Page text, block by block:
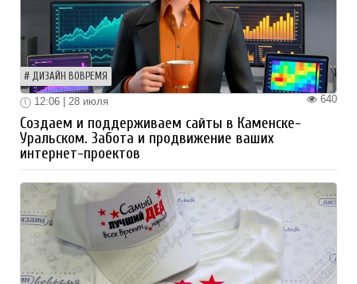
ДИЗАЙН ВОВРЕМЯ
640
12:06 | 28 июля
Создаем и поддерживаем сайты в Каменске-
Уральском. Забота и продвижение ваших
интернет-проектов